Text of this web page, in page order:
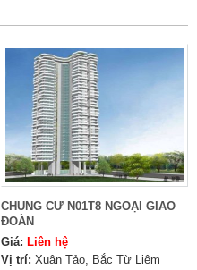
CHUNG CƯ N01T8 NGOẠI GIAO
ĐOÀN
Giá: Liên hệ
Vị trí: Xuân Tảo, Bắc Từ Liêm